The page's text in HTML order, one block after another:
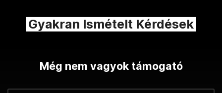
Gyakran Ismételt Kérdések
Még nem vagyok támogató